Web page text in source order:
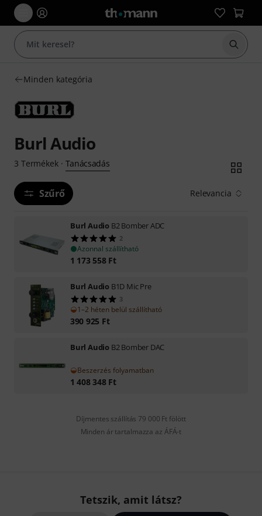
Minden kategória
Burl Audio
3 Termékek· Tanácsadás
Szűrő Relevancia
Burl Audio B2 Bomber ADC
2
Azonnal szállítható
1 173 558 Ft
Burl Audio B1D Mic Pre
3
1–2 héten belül szállítható
390 925 Ft
Burl Audio B2 Bomber DAC
Beszerzés folyamatban
1 408 348 Ft
Díjmentes szállítás 79 000 Ft fölött
Minden ár tartalmazza az ÁFÁ-t
Tetszik, amit látsz?